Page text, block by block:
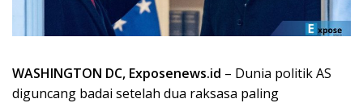
WASHINGTON DC, Exposenews.id – Dunia politik AS
diguncang badai setelah dua raksasa paling